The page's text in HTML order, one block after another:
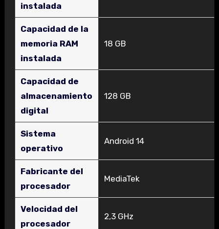
instalada
Capacidad de la
memoria RAM
instalada
‎18 GB
Capacidad de
almacenamiento
digital
‎128 GB
Sistema
operativo
‎Android 14
Fabricante del
procesador
‎MediaTek
Velocidad del
procesador
‎2,3 GHz